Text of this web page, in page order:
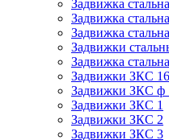
Задвижка
Задвижка
Задвижка
Задвижки
Задвижка
Задвижки ЗКС
Задвижки ЗКС ф
Задвижки ЗКС 1
Задвижки ЗКС 2
Задвижки ЗКС 3